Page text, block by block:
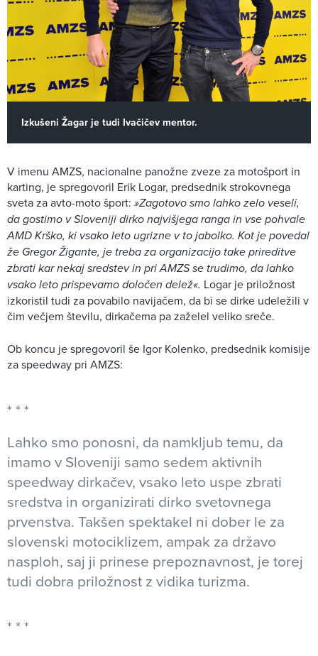
Izkušeni Žagar je tudi Ivačičev mentor.
V imenu AMZS, nacionalne panožne zveze za motošport in
karting, je spregovoril Erik Logar, predsednik strokovnega
sveta za avto-moto šport: »Zagotovo smo lahko zelo veseli,
da gostimo v Sloveniji dirko najvišjega ranga in vse pohvale
AMD Krško, ki vsako leto ugrizne v to jabolko. Kot je povedal
že Gregor Žigante, je treba za organizacijo take prireditve
zbrati kar nekaj sredstev in pri AMZS se trudimo, da lahko
vsako leto prispevamo določen delež«. Logar je priložnost
izkoristil tudi za povabilo navijačem, da bi se dirke udeležili v
čim večjem številu, dirkačema pa zaželel veliko sreče.
Ob koncu je spregovoril še Igor Kolenko, predsednik komisije
za speedway pri AMZS:
Lahko smo ponosni, da namkljub temu, da
imamo v Sloveniji samo sedem aktivnih
speedway dirkačev, vsako leto uspe zbrati
sredstva in organizirati dirko svetovnega
prvenstva. Takšen spektakel ni dober le za
slovenski motociklizem, ampak za državo
nasploh, saj ji prinese prepoznavnost, je torej
tudi dobra priložnost z vidika turizma.